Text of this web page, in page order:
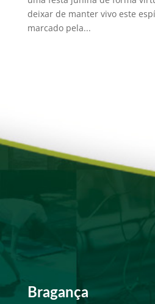
deixar de manter vivo este
marcado pela...
Bragança